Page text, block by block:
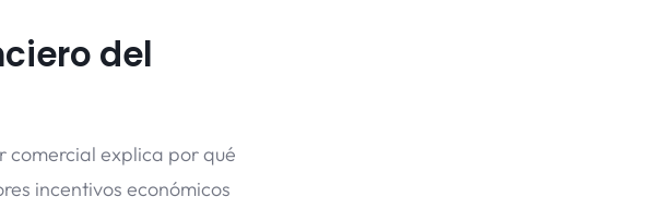
del
comercial explica por qué
incentivos económicos